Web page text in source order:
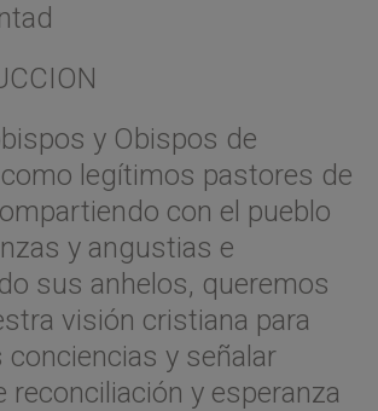
y Obispos de
como legítimos pastores de
con el pueblo
y angustias e
sus anhelos, queremos
visión cristiana para
conciencias y señalar
reconciliación y esperanza